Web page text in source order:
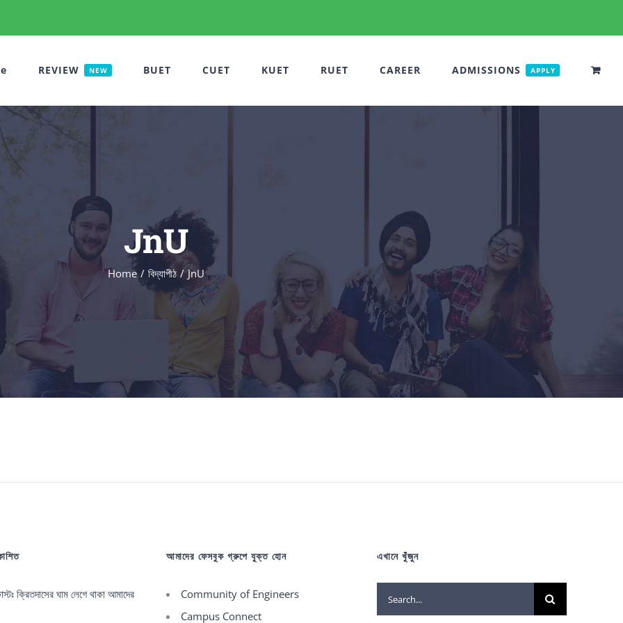
REVIEW NEW BUET CUET KUET RUET CAREER ADMISSIONS APPLY
JnU
Home বিদ্যাপীঠ JnU
ক্রিতদাসের ঘাম লেগে থাকা আমাদের
আমাদের ফেসবুক গ্রুপে যুক্ত হোন
Community of Engineers
Campus Connect
এখানে খুঁজুন
Search
for: